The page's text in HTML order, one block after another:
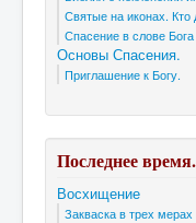
Святые на иконах. Кто
Спасение в слове Бога
Основы Спасения.
Приглашение к Богу.
Последнее время.
Восхищение
Закваска в трех